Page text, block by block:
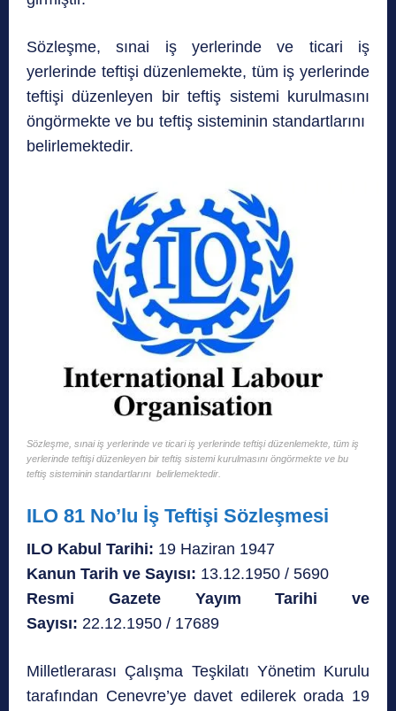
Sözleşme, sınai iş yerlerinde ve ticari iş
yerlerinde teftişi düzenlemekte, tüm iş yerlerinde
teftişi düzenleyen bir teftiş sistemi kurulmasını
öngörmekte ve bu teftiş sisteminin standartlarını
belirlemektedir.
Sözleşme, sınai iş yerlerinde ve ticari iş yerlerinde teftişi düzenlemekte, tüm iş
yerlerinde teftişi düzenleyen bir teftiş sistemi kurulmasını öngörmekte ve bu
teftiş sisteminin standartlarını belirlemektedir.
ILO 81 No’lu İş Teftişi Sözleşmesi
ILO Kabul Tarihi: 19 Haziran 1947
Kanun Tarih ve Sayısı: 13.12.1950 / 5690
Resmi Gazete Yayım Tarihi ve
Sayısı: 22.12.1950 / 17689
Milletlerarası Çalışma Teşkilatı Yönetim Kurulu
tarafından Cenevre’ye davet edilerek orada 19